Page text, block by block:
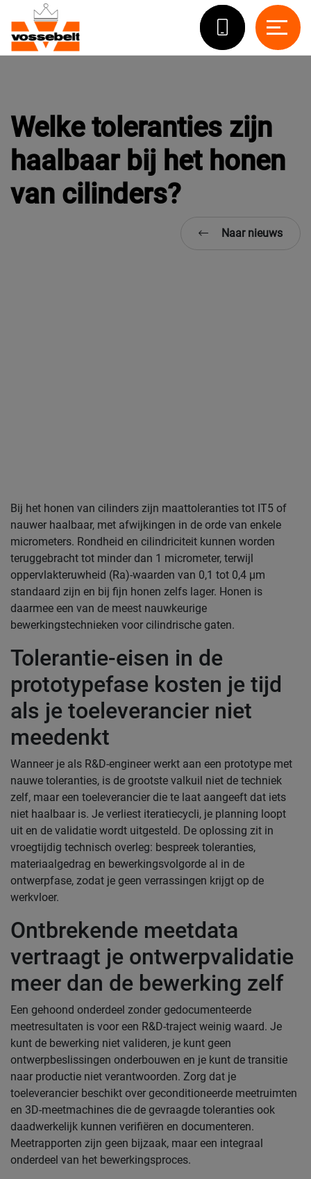
Welke toleranties zijn
haalbaar bij het honen
van cilinders?
Naar nieuws
Bij het honen van cilinders zijn maattoleranties tot IT5 of
nauwer haalbaar, met afwijkingen in de orde van enkele
micrometers. Rondheid en cilindriciteit kunnen worden
teruggebracht tot minder dan 1 micrometer, terwijl
oppervlakteruwheid (Ra)-waarden van 0,1 tot 0,4 µm
standaard zijn en bij fijn honen zelfs lager. Honen is
daarmee een van de meest nauwkeurige
bewerkingstechnieken voor cilindrische gaten.
Tolerantie-eisen in de
prototypefase kosten je tijd
als je toeleverancier niet
meedenkt
Wanneer je als R&D-engineer werkt aan een prototype met
nauwe toleranties, is de grootste valkuil niet de techniek
zelf, maar een toeleverancier die te laat aangeeft dat iets
niet haalbaar is. Je verliest iteratiecycli, je planning loopt
uit en de validatie wordt uitgesteld. De oplossing zit in
vroegtijdig technisch overleg: bespreek toleranties,
materiaalgedrag en bewerkingsvolgorde al in de
ontwerpfase, zodat je geen verrassingen krijgt op de
werkvloer.
Ontbrekende meetdata
vertraagt je ontwerpvalidatie
meer dan de bewerking zelf
Een gehoond onderdeel zonder gedocumenteerde
meetresultaten is voor een R&D-traject weinig waard. Je
kunt de bewerking niet valideren, je kunt geen
ontwerpbeslissingen onderbouwen en je kunt de transitie
naar productie niet verantwoorden. Zorg dat je
toeleverancier beschikt over geconditioneerde meetruimten
en 3D-meetmachines die de gevraagde toleranties ook
daadwerkelijk kunnen verifiëren en documenteren.
Meetrapporten zijn geen bijzaak, maar een integraal
onderdeel van het bewerkingsproces.